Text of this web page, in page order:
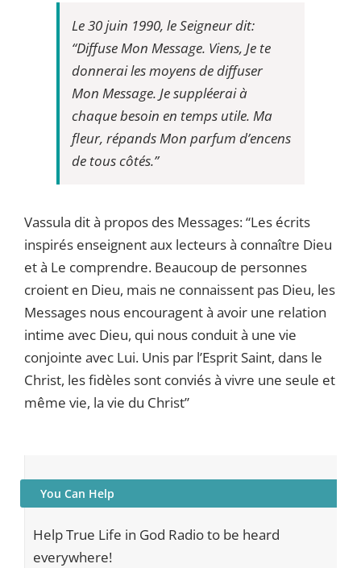
Le 30 juin 1990, le Seigneur dit:
“Diffuse Mon Message. Viens, Je te
donnerai les moyens de diffuser
Mon Message. Je suppléerai à
chaque besoin en temps utile. Ma
fleur, répands Mon parfum d’encens
de tous côtés.”
Vassula dit à propos des Messages: “Les écrits
inspirés enseignent aux lecteurs à connaître Dieu
et à Le comprendre. Beaucoup de personnes
croient en Dieu, mais ne connaissent pas Dieu, les
Messages nous encouragent à avoir une relation
intime avec Dieu, qui nous conduit à une vie
conjointe avec Lui. Unis par l’Esprit Saint, dans le
Christ, les fidèles sont conviés à vivre une seule et
même vie, la vie du Christ”
You Can Help
Help True Life in God Radio to be heard
everywhere!